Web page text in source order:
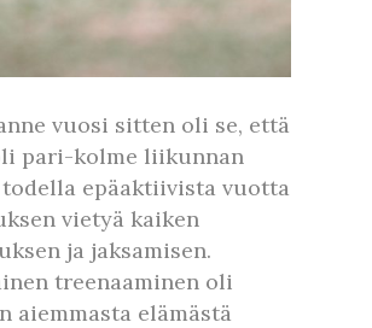
vuosi sitten oli se, että
pari-kolme liikunnan
epäaktiivista vuotta
vietyä kaiken
ja jaksamisen.
treenaaminen oli
aiemmasta elämästä